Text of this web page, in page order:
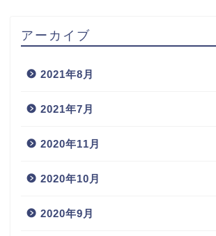
アーカイブ
2021年8月
2021年7月
2020年11月
2020年10月
2020年9月